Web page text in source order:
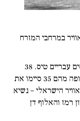
האוויר במרחבי המזרח
בסוף 1942 הסכים המטה הבריטי ללמד מגויסים עבריים טיס. 38
צוערים ארצישראליים נשלחו לבתי ספר לתעופה מהם 35 סיימו את
הישראלי – נשיא
רמז והאלוף דן